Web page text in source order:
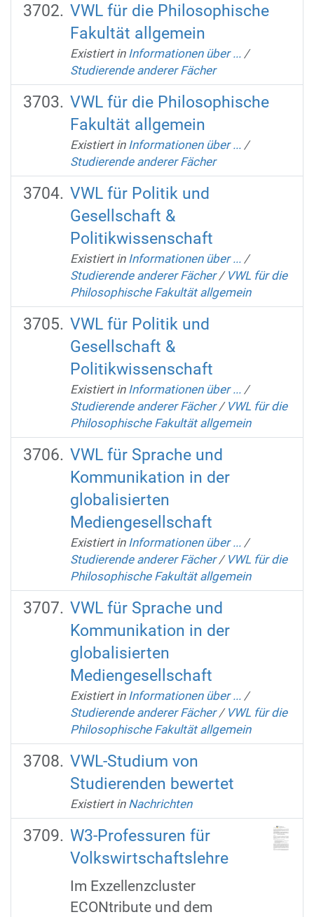
VWL für die Philosophische
Fakultät allgemein
Existiert in Informationen über ... /
Studierende anderer Fächer
VWL für die Philosophische
Fakultät allgemein
Existiert in Informationen über ... /
Studierende anderer Fächer
VWL für Politik und
Gesellschaft &
Politikwissenschaft
Existiert in Informationen über ... /
Studierende anderer Fächer / VWL für die
Philosophische Fakultät allgemein
VWL für Politik und
Gesellschaft &
Politikwissenschaft
Existiert in Informationen über ... /
Studierende anderer Fächer / VWL für die
Philosophische Fakultät allgemein
VWL für Sprache und
Kommunikation in der
globalisierten
Mediengesellschaft
Existiert in Informationen über ... /
Studierende anderer Fächer / VWL für die
Philosophische Fakultät allgemein
VWL für Sprache und
Kommunikation in der
globalisierten
Mediengesellschaft
Existiert in Informationen über ... /
Studierende anderer Fächer / VWL für die
Philosophische Fakultät allgemein
VWL-Studium von
Studierenden bewertet
Existiert in Nachrichten
W3-Professuren für
Volkswirtschaftslehre
Im Exzellenzcluster
ECONtribute und dem